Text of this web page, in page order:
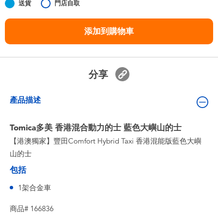
嬰兒及學前玩具
生活精品
送貨 門店自取
添加到購物車
分享
產品描述
Tomica多美 香港混合動力的士 藍色大嶼山的士
【港澳獨家】豐田Comfort Hybrid Taxi 香港混能版藍色大嶼
山的士
包括
1架合金車
商品# 166836